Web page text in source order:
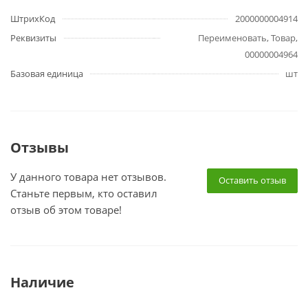
ШтрихКод
2000000004914
Реквизиты
Переименовать, Товар,
00000004964
Базовая единица
шт
Отзывы
Оставить отзыв
У данного товара нет отзывов.
Станьте первым, кто оставил
отзыв об этом товаре!
Наличие